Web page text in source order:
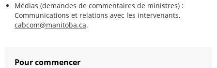
Médias (demandes de commentaires de ministres) :
Communications et relations avec les intervenants,
cabcom@manitoba.ca.
Pour commencer